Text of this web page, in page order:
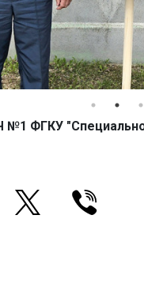
№1 ФГКУ